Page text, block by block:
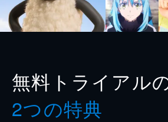
無料トライアル
2つの特典